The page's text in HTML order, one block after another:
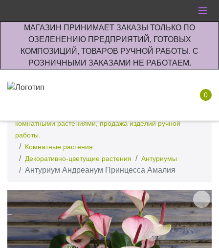
МАГАЗИН ПРИНИМАЕТ ЗАКАЗЫ ТОЛЬКО ПО
ОЗЕЛЕНЕНИЮ ПРЕДПРИЯТИЙ, ГОТОВЫХ
КОМПОЗИЦИЙ, ТОВАРОВ РУЧНОЙ РАБОТЫ. С
РОЗНИЧНЫМИ ЗАКАЗАМИ НЕ РАБОТАЕМ.
0
комнатными растениями, продажа изделий ручной
работы.
Комнатные растения
Декоративно-цветущие растения
Антуриумы
Антуриум Андреанум Принцесса Амалия